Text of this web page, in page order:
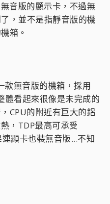
音版的顯示卡，不過無
，並不是指靜音版的機
箱。
無音版的機箱，採用
看起來很像是未完成的
CPU的附近有巨大的鋁
，TDP最高可承受
顯卡也裝無音版...不知